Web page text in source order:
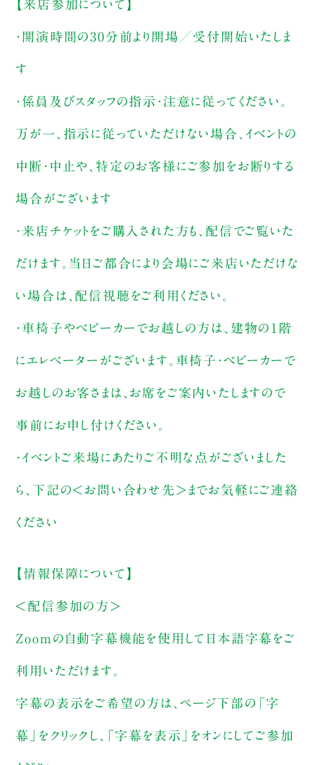
【来店参加について】
・開演時間の30分前より開場／受付開始いたしま
す
・係員及びスタッフの指示・注意に従ってください。
万が一、指示に従っていただけない場合、イベントの
中断・中止や、特定のお客様にご参加をお断りする
場合がございます
・来店チケットをご購入された方も、配信でご覧いた
だけます。当日ご都合により会場にご来店いただけな
い場合は、配信視聴をご利用ください。
・車椅子やベビーカーでお越しの方は、建物の1階
にエレベーターがございます。車椅子・ベビーカーで
お越しのお客さまは、お席をご案内いたしますので
事前にお申し付けください。
・イベントご来場にあたりご不明な点がございました
ら、下記の＜お問い合わせ先＞までお気軽にご連絡
ください
【情報保障について】
＜配信参加の方＞
Zoomの自動字幕機能を使用して日本語字幕をご
利用いただけます。
字幕の表示をご希望の方は、ページ下部の「字
幕」をクリックし、「字幕を表示」をオンにしてご参加